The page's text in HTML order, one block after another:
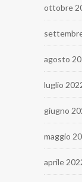
ottobre
agosto
luglio
giugno
maggio
aprile